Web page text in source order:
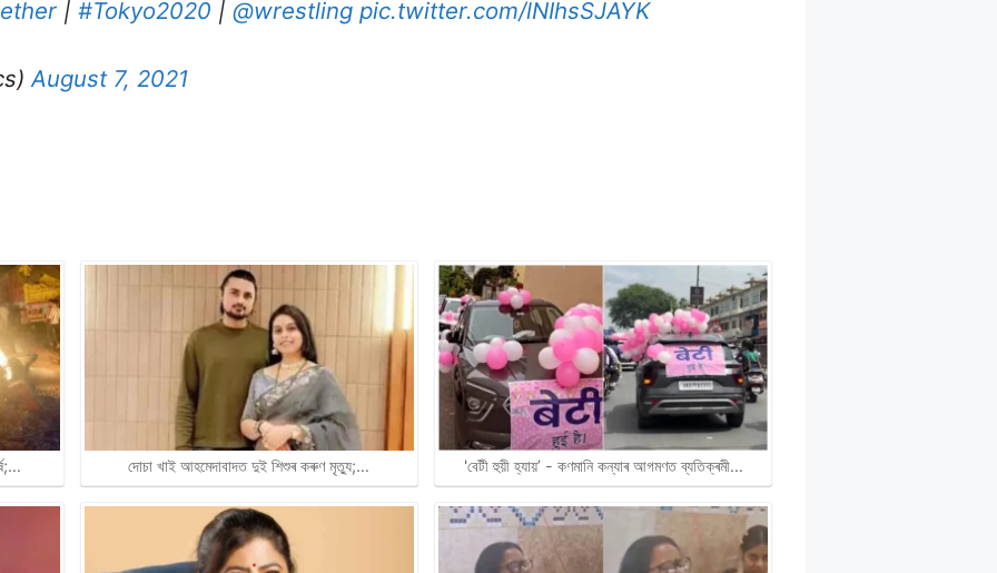
| #Tokyo2020 | @wrestling pic.twitter.com/lNIhsSJAYK
August 7, 2021
দোচা খাই আহমেদাবাদত দুই শিশুৰ কৰুণ মৃত্যু;… 'বেটী হুয়ী হ্যায়’ - কণমানি কন্যাৰ আগমণত ব্যতিক্ৰমী…